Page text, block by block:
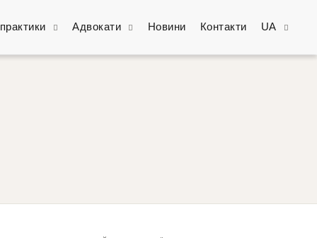
Адвокати Новини Контакти UA